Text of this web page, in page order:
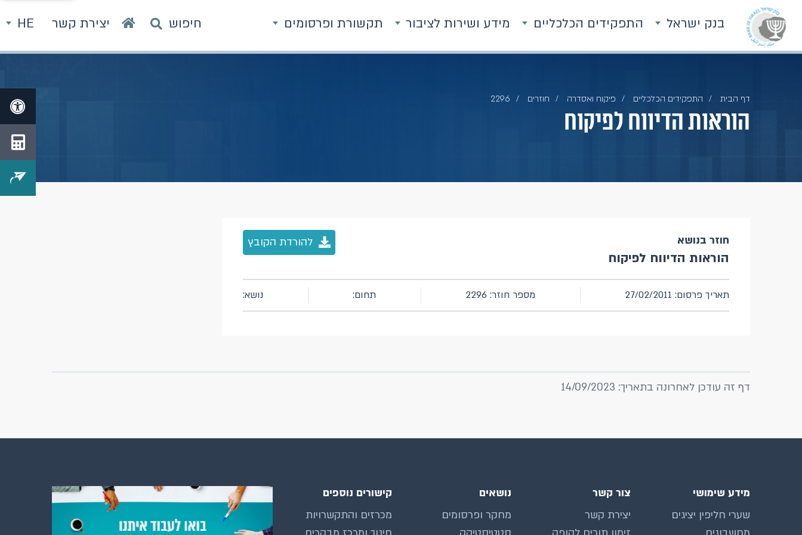
בנק ישראל התפקידים הכלכליים מידע ושירות לציבור תקשורת ופרסומים חיפוש יצירת קשר HE
דף הבית התפקידים הכלכליים פיקוח ואסדרה חוזרים 2296
הוראות הדיווח לפיקוח
חוזר בנושא
הוראות הדיווח לפיקוח
להורדת הקובץ
תאריך פרסום: 27/02/2011 מספר חוזר: 2296 תחום: נושא:
דף זה עודכן לאחרונה בתאריך: 14/09/2023
מידע שימושי
שערי חליפין יציגים
צור קשר
יצירת קשר
נושאים
מחקר ופרסומים
קישורים נוספים
מכרזים והתקשרויות